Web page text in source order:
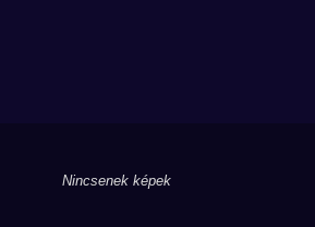
Nincsenek képek